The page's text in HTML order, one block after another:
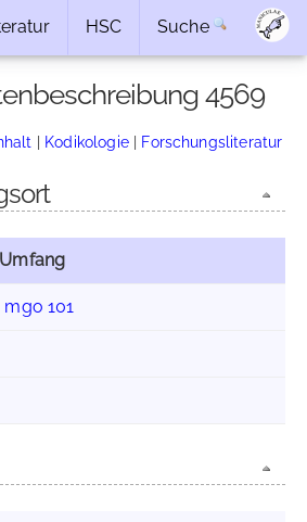
HSC Suche
4569
| Kodikologie| Forschungsliteratur
mgo 101